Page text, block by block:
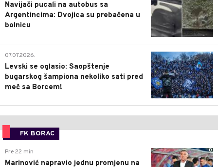
Navijači pucali na autobus sa
Argentincima: Dvojica su prebačena u
bolnicu
1
07.07.2026.
Levski se oglasio: Saopštenje
bugarskog šampiona nekoliko sati pred
meč sa Borcem!
FK BORAC
0
Pre 22 min
Marinović napravio jednu promjenu na